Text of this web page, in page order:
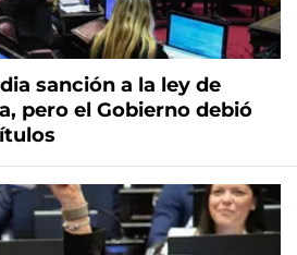
sanción a la ley de
pero el Gobierno debió